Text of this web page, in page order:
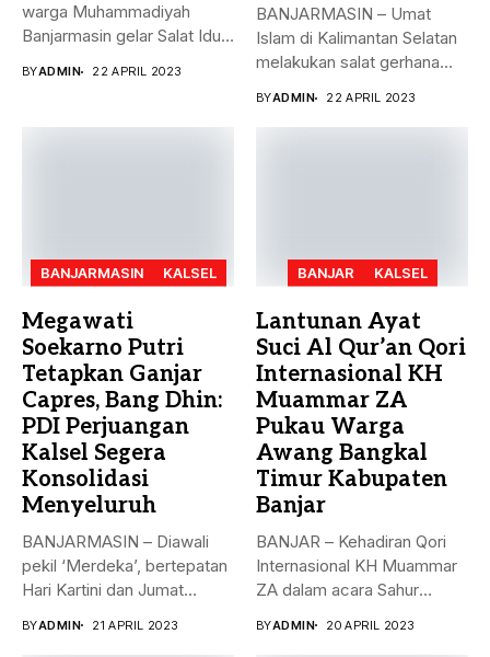
warga Muhammadiyah
Banjarmasin gelar Salat Idul
BYADMIN 22 APRIL 2023
BANJARMASIN – Umat
Islam di Kalimantan Selatan
melakukan salat gerhana
BYADMIN 22 APRIL 2023
BANJARMASIN KALSEL
Megawati
Soekarno Putri
Tetapkan Ganjar
Capres, Bang Dhin:
PDI Perjuangan
Kalsel Segera
Konsolidasi
Menyeluruh
BANJARMASIN – Diawali
pekil ‘Merdeka’, bertepatan
Hari Kartini dan Jumat
BYADMIN 21 APRIL 2023
BANJAR KALSEL
Lantunan Ayat
Suci Al Qur’an Qori
Internasional KH
Muammar ZA
Pukau Warga
Awang Bangkal
Timur Kabupaten
Banjar
BANJAR – Kehadiran Qori
Internasional KH Muammar
ZA dalam acara Sahur
BYADMIN 20 APRIL 2023